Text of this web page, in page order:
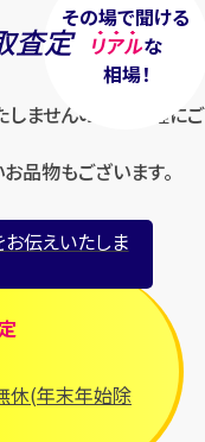
その場で聞ける
リアルな
相場！
査定
ませんのでお気軽にご
品物もございます。
伝えいたしま
休(年末年始除